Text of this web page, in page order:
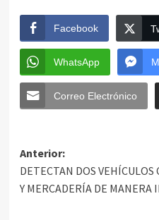
Facebook
WhatsApp
Correo Electrónico
Anterior:
DETECTAN DOS
Y MERCADERÍA DE MANERA